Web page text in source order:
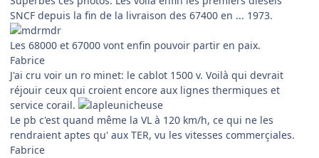
SNCF depuis la fin de la livraison des 67400 en ... 1973.
Les 68000 et 67000 vont enfin pouvoir partir en paix.
Fabrice
J'ai cru voir un ro minet: le cablot 1500 v. Voilà qui devrait
réjouir ceux qui croient encore aux lignes thermiques et
service corail.
Le pb c'est quand même la VL à 120 km/h, ce qui ne les
rendraient aptes qu' aux TER, vu les vitesses commerçiales.
Fabrice